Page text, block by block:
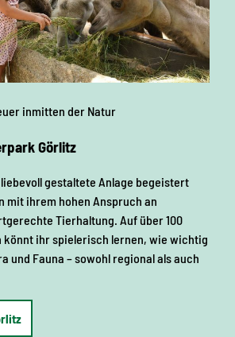
inmitten der Natur
Görlitz
gestaltete Anlage begeistert
mit ihrem hohen Anspruch an
Tierhaltung. Auf über 100
könnt ihr spielerisch lernen, wie wichtig
und Fauna – sowohl regional als auch